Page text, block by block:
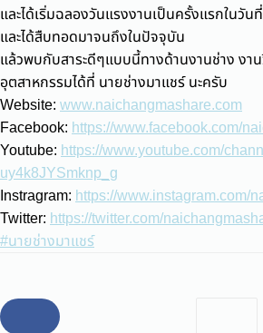
และได้เริ่มฉลองวันแรงงานเป็นครั้งแรกในวั
และได้สืบทอดมาจนถึงในปัจจุบัน
แล้วพบกับสาระดีๆแบบนี้ทางด้านงานช่าง งา
อุตสาหกรรมได้ที่ นายช่างมาแชร์ นะครับ
Website: www.naichangmashare.com
Facebook: https://www.facebook.com/
Youtube: https://www.youtube.com/
uy4k8JYSmknp_g
Instragram: https://www.instagram.com/
Twitter: https://twitter.com/
#นายช่างมาแชร์